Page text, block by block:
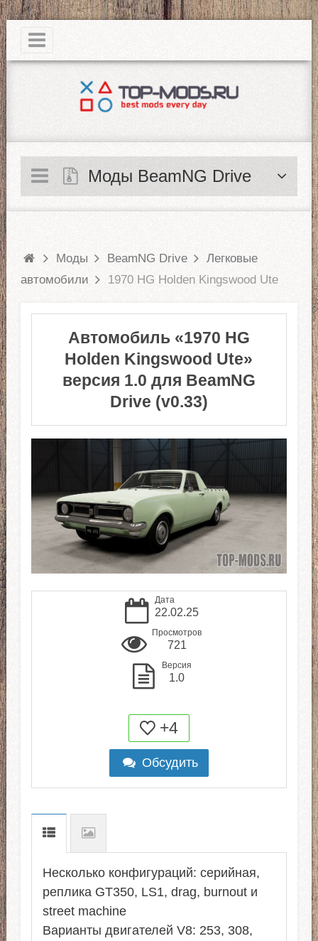
|
Моды BeamNG Drive
Моды BeamNG Drive
Легковые
автомобили
1970 HG Holden Kingswood Ute
Автомобиль «1970 HG
Holden Kingswood Ute»
версия 1.0 для BeamNG
Drive (v0.33)
Дата
22.02.25
Просмотров
721
Версия
1.0
+4
Обсудить
Несколько конфигураций: серийная,
реплика GT350, LS1, drag, burnout и
street machine
Варианты двигателей V8: 253, 308,